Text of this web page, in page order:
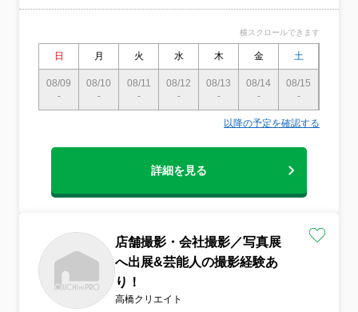
間外の予約も相談可 ※撮影は主に土日
影にご対応致します●作業前日、または当日
に電話で連絡いたします
横スクロールできます
日 月 火 水 木 金 土
08/09
-
08/10
-
08/11
-
08/12
-
08/13
-
08/14
-
08/15
-
以降の予定を確認する
詳細を見る
店舗撮影・会社撮影／写真展
へ出展&芸能人の撮影経験あ
り！
高橋クリエイト